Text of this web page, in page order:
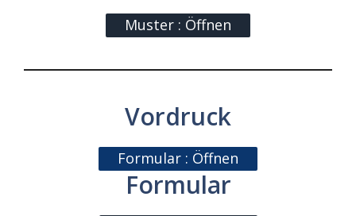
Muster : Öffnen
Vordruck
Formular : Öffnen
Formular